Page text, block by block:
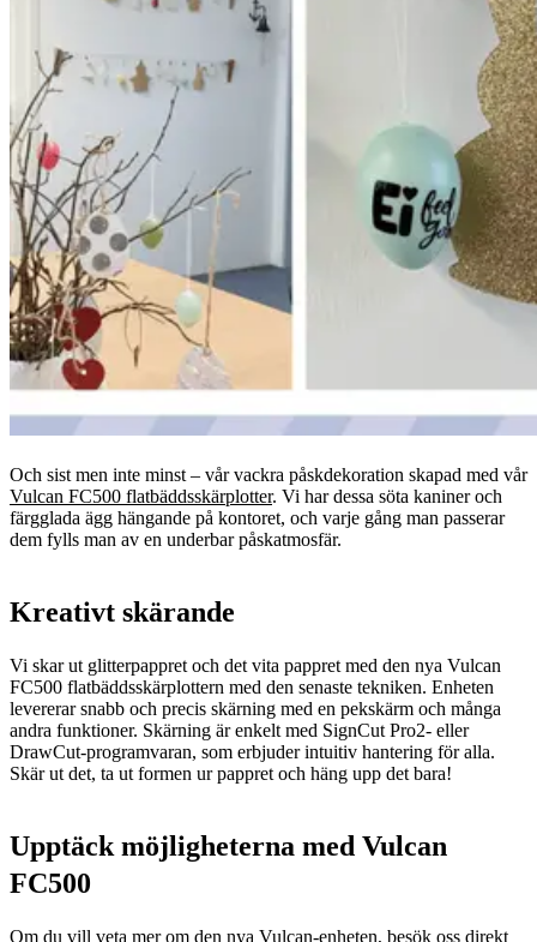
Och sist men inte minst – vår vackra påskdekoration skapad med vår
Vulcan FC500 flatbäddsskärplotter. Vi har dessa söta kaniner och
färgglada ägg hängande på kontoret, och varje gång man passerar
dem fylls man av en underbar påskatmosfär.
Kreativt skärande
Vi skar ut glitterpappret och det vita pappret med den nya Vulcan
FC500 flatbäddsskärplottern med den senaste tekniken. Enheten
levererar snabb och precis skärning med en pekskärm och många
andra funktioner. Skärning är enkelt med SignCut Pro2- eller
DrawCut-programvaran, som erbjuder intuitiv hantering för alla.
Skär ut det, ta ut formen ur pappret och häng upp det bara!
Upptäck möjligheterna med Vulcan
FC500
Om du vill veta mer om den nya Vulcan-enheten, besök oss direkt